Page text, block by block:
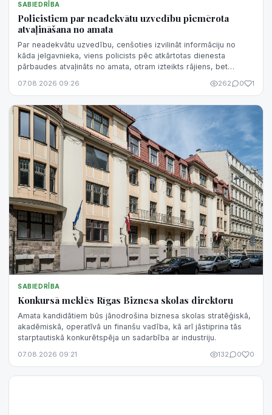
SABIEDRĪBA
Policistiem par neadekvātu uzvedību piemērota
atvaļināšana no amata
Par neadekvātu uzvedību, cenšoties izvilināt informāciju no
kāda jelgavnieka, viens policists pēc atkārtotas dienesta
pārbaudes atvaļināts no amata, otram izteikts rājiens, bet
07.08.2026 09:26 262 0 1
SABIEDRĪBA
Konkursā meklēs Rīgas Biznesa skolas direktoru
Amata kandidātiem būs jānodrošina biznesa skolas stratēģiskā,
akadēmiskā, operatīvā un finanšu vadība, kā arī jāstiprina tās
starptautiskā konkurētspēja un sadarbība ar industriju.
07.08.2026 09:21 132 0 0